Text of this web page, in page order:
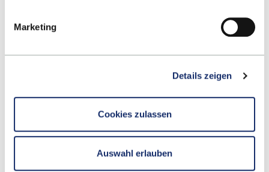
Marketing
Details zeigen
Cookies zulassen
Auswahl erlauben